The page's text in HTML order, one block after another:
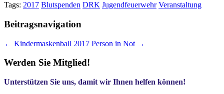
Tags: 2017 Blutspenden DRK Jugendfeuerwehr Veranstaltung
Beitragsnavigation
← Kindermaskenball 2017 Person in Not →
Werden Sie Mitglied!
Unterstützen Sie uns, damit wir Ihnen helfen können!